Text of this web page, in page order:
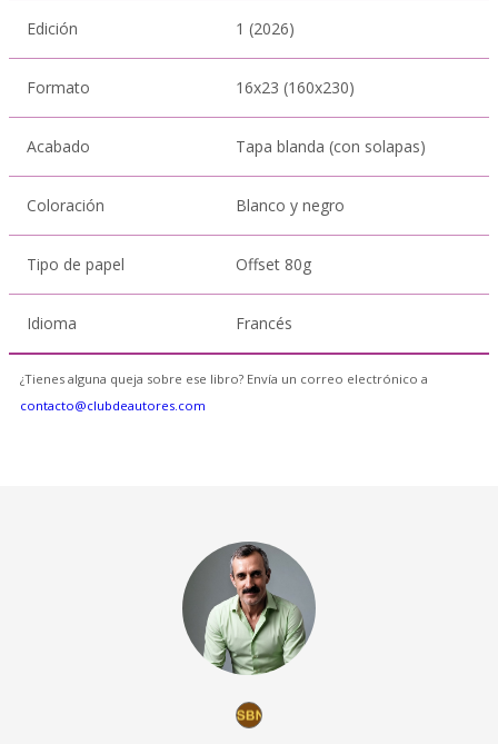
Edición 1 (2026)
Formato 16x23 (160x230)
Acabado Tapa blanda (con solapas)
Coloración Blanco y negro
Tipo de papel Offset 80g
Idioma Francés
¿Tienes alguna queja sobre ese libro? Envía un correo electrónico a
contacto@clubdeautores.com